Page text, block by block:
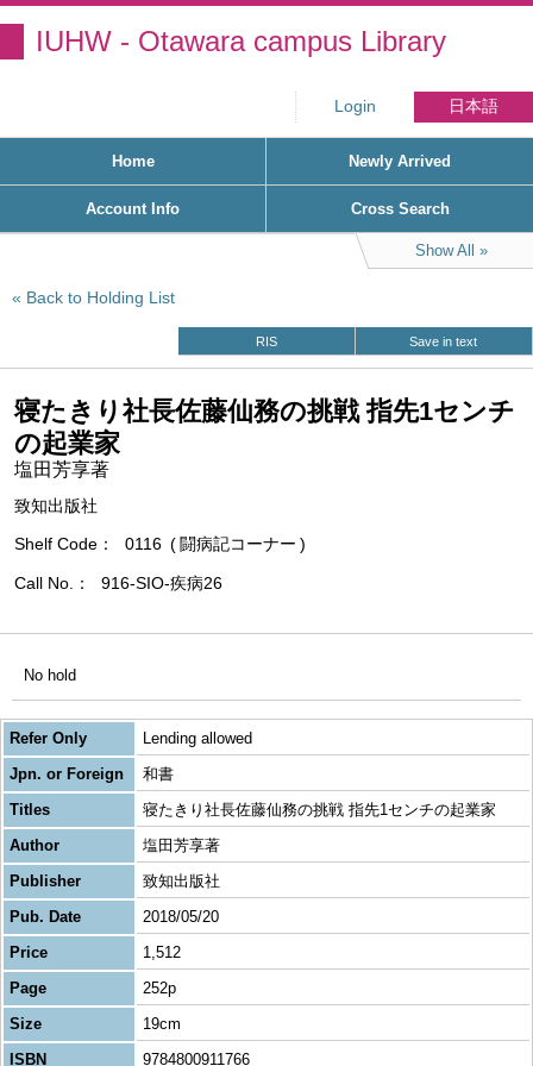
IUHW - Otawara campus Library
Login 日本語
Home Newly Arrived
Account Info Cross Search
Show All
Back to Holding List
RIS Save in text
寝たきり社長佐藤仙務の挑戦 指先1センチ
の起業家
塩田芳享著
致知出版社
Shelf Code
0116 闘病記コーナー
Call No. 916-SIO-疾病26
No hold
Refer Only
Lending allowed
Jpn. or Foreign
和書
Titles
寝たきり社長佐藤仙務の挑戦 指先1センチの起業家
Author
塩田芳享著
Publisher
致知出版社
Pub. Date
2018/05/20
Price
1,512
Page
252p
Size
19cm
ISBN
9784800911766